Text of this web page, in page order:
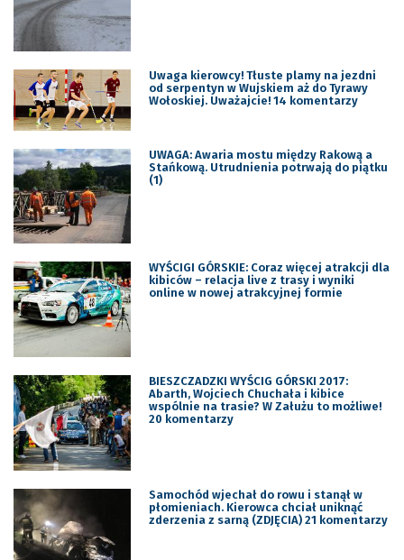
Uwaga kierowcy! Tłuste plamy na jezdni
od serpentyn w Wujskiem aż do Tyrawy
Wołoskiej. Uważajcie! 14 komentarzy
UWAGA: Awaria mostu między Rakową a
Stańkową. Utrudnienia potrwają do piątku
(1)
WYŚCIGI GÓRSKIE: Coraz więcej atrakcji dla
kibiców – relacja live z trasy i wyniki
online w nowej atrakcyjnej formie
BIESZCZADZKI WYŚCIG GÓRSKI 2017:
Abarth, Wojciech Chuchała i kibice
wspólnie na trasie? W Załużu to możliwe!
20 komentarzy
Samochód wjechał do rowu i stanął w
płomieniach. Kierowca chciał uniknąć
zderzenia z sarną (ZDJĘCIA) 21 komentarzy